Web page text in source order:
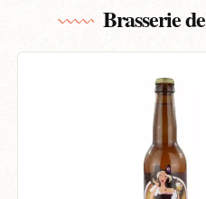
Brasserie